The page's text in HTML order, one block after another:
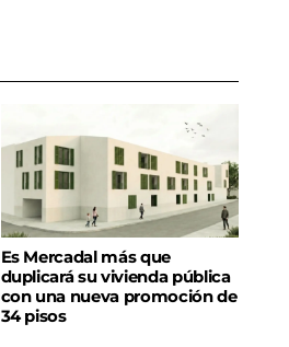
Es Mercadal más que
duplicará su vivienda pública
con una nueva promoción de
34 pisos